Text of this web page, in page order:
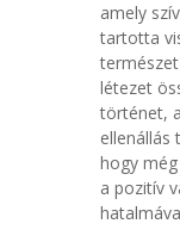
amely
tartotta
létezet
történet,
ellenállás
hogy
a pozitív